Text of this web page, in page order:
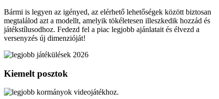
Bármi is legyen az igényed, az elérhető lehetőségek között biztosan
megtalálod azt a modellt, amelyik tökéletesen illeszkedik hozzád és
játékstílusodhoz. Fedezd fel a piac legjobb ajánlatait és élvezd a
versenyzés új dimenzióját!
Kiemelt posztok